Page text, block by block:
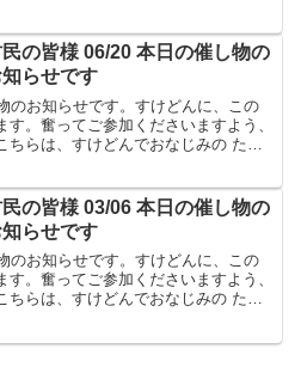
の皆様 06/20 本日の催し物の
知らせです
のお知らせです。すけどんに、この
。奮ってご参加くださいますよう、
らは、すけどんでおなじみの たま
の皆様 03/06 本日の催し物の
知らせです
のお知らせです。すけどんに、この
。奮ってご参加くださいますよう、
ちらは、すけどんでおなじみの たま